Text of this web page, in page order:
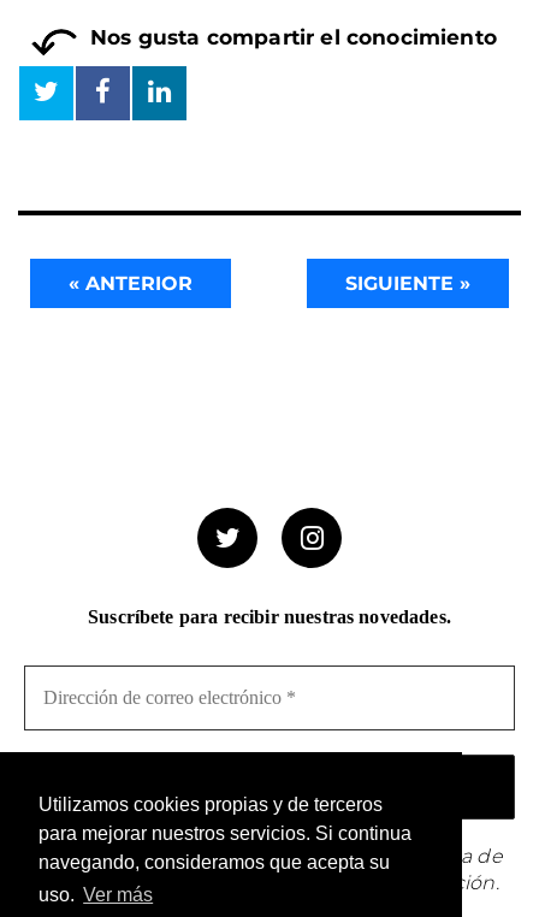
Utilizamos cookies propias y de terceros
para mejorar nuestros servicios. Si continua
navegando, consideramos que acepta su
uso. Ver más
Nos gusta compartir el conocimiento
« ANTERIOR SIGUIENTE »
Suscríbete para recibir nuestras novedades.
¡No hacemos spam! Lee nuestra [link]política de
privacidad[/link] para obtener más información.